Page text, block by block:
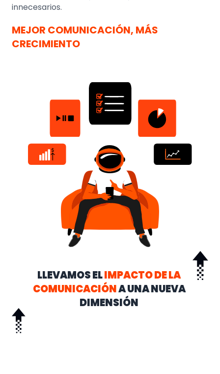
innecesarios.
MEJOR COMUNICACIÓN, MÁS
CRECIMIENTO
LLEVAMOS ELIMPACTO DE LA
COMUNICACIÓNA UNA NUEVA
DIMENSIÓN